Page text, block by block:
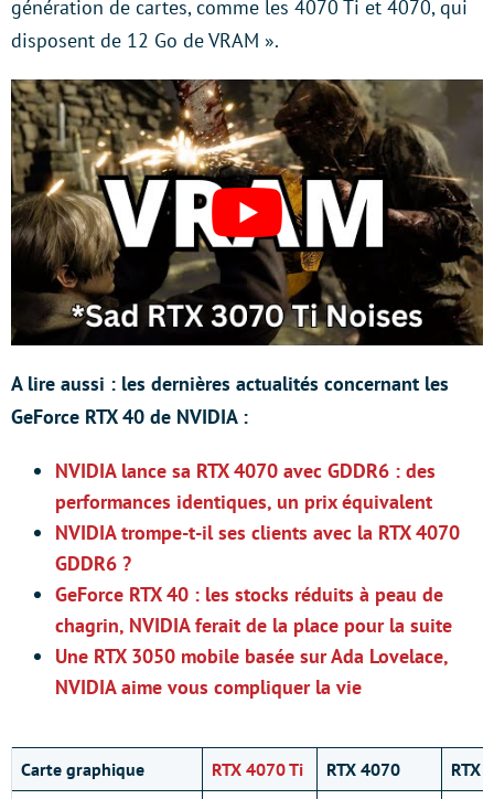
génération de cartes, comme les 4070 Ti et 4070, qui
disposent de 12 Go de VRAM ».
A lire aussi : les dernières actualités concernant les
GeForce RTX 40 de NVIDIA :
NVIDIA lance sa RTX 4070 avec GDDR6 : des
performances identiques, un prix équivalent
NVIDIA trompe-t-il ses clients avec la RTX 4070
GDDR6 ?
GeForce RTX 40 : les stocks réduits à peau de
chagrin, NVIDIA ferait de la place pour la suite
Une RTX 3050 mobile basée sur Ada Lovelace,
NVIDIA aime vous compliquer la vie
Carte graphique RTX 4070 Ti RTX 4070
RTX